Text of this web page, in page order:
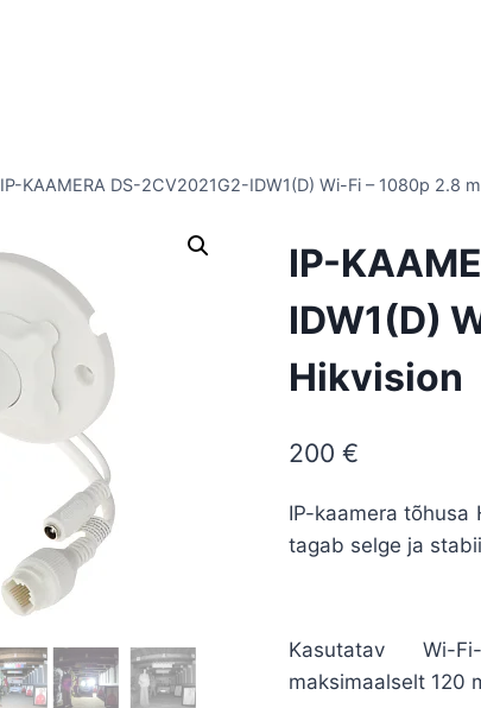
IP-KAAMERA DS-2CV2021G2-IDW1(D) Wi-Fi – 1080p 2.8
IP-
IDW1(D)
Hikvision
200 €
IP-kaamera tõhusa
tagab selge ja
Kasutatav Wi-
maksimaalselt 120